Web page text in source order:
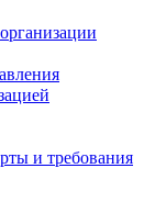
и требования